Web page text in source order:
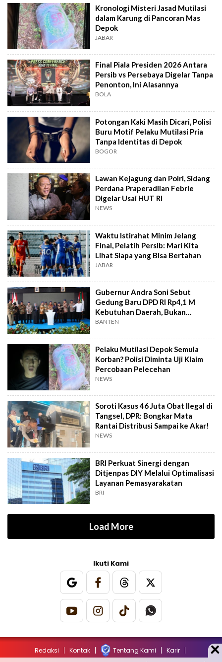
Kronologi Misteri Jasad Mutilasi
dalam Karung di Pancoran Mas
Depok
JABAR
Final Piala Presiden 2026 Antara
Persib vs Persebaya Digelar Tanpa
Penonton, Ini Alasannya
BOLA
Potongan Kaki Masih Dicari, Polisi
Buru Motif Pelaku Mutilasi Pria
Tanpa Identitas di Depok
BOGOR
Lawan Kejagung dan Polri, Sidang
Perdana Praperadilan Febrie
Digelar Usai HUT RI
NEWS
Waktu Istirahat Minim Jelang
Final, Pelatih Persib: Mari Kita
Lihat Siapa yang Bisa Bertahan
JABAR
Gubernur Andra Soni Sebut
Gedung Baru DPD RI Rp4,1 M
Kebutuhan Daerah, Bukan
Senator
BANTEN
Pelaku Mutilasi Depok Semula
Korban? Polisi Diminta Uji Klaim
Percobaan Pelecehan
NEWS
Soroti Kasus 46 Juta Obat Ilegal di
Tangsel, DPR: Bongkar Mata
Rantai Distribusi Sampai ke Akar!
NEWS
BRI Perkuat Sinergi dengan
Ditjenpas DIY Melalui Optimalisasi
Layanan Pemasyarakatan
BRI
Load More
Ikuti Kami
Redaksi Kontak Tentang Kami
Karir